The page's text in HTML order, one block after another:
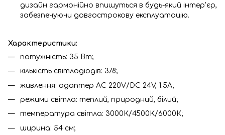
дизайн гармонійно впишуться в будь-який інтер'єр,
забезпечуючи довгострокову експлуатацію.
Характеристики:
потужність: 35 Вт;
кількість світлодіодів: 378;
живлення: адаптер AC 220V/DC 24V, 1.5A;
режими світла: теплий, природний, білий;
температура світла: 3000К/4500К/6000К;
ширина: 54 см;